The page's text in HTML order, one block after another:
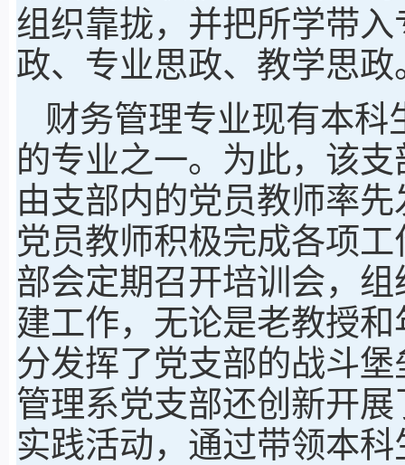
组织靠拢，并把所学带
政、专业思政、教学思政
财务管理专业现有本
的专业之一。为此，该
由支部内的党员教师率
党员教师积极完成各项
部会定期召开培训会，
建工作，无论是老教授
分发挥了党支部的战斗
管理系党支部还创新开展
实践活动，通过带领本